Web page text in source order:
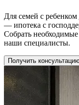
Для семей с
— ипотека с
Собрать
наши специалисты.
Получить